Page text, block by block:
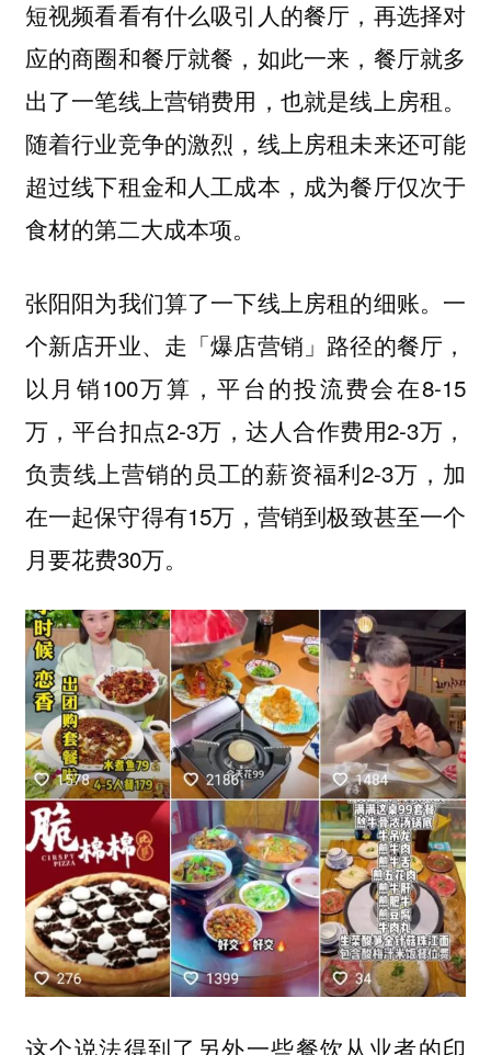
短视频看看有什么吸引人的餐厅，再选择对
应的商圈和餐厅就餐，如此一来，餐厅就多
出了一笔线上营销费用，也就是线上房租。
随着行业竞争的激烈，线上房租未来还可能
超过线下租金和人工成本，成为餐厅仅次于
食材的第二大成本项。
张阳阳为我们算了一下线上房租的细账。一
个新店开业、走「爆店营销」路径的餐厅，
以月销100万算，平台的投流费会在8-15
万，平台扣点2-3万，达人合作费用2-3万，
负责线上营销的员工的薪资福利2-3万，加
在一起保守得有15万，营销到极致甚至一个
月要花费30万。
这个说法得到了另外一些餐饮从业者的印